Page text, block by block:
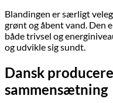
Blandingen er særligt
grønt og åbent vand. Den
både trivsel og
og udvikle sig sundt.
Dansk
sammensætning